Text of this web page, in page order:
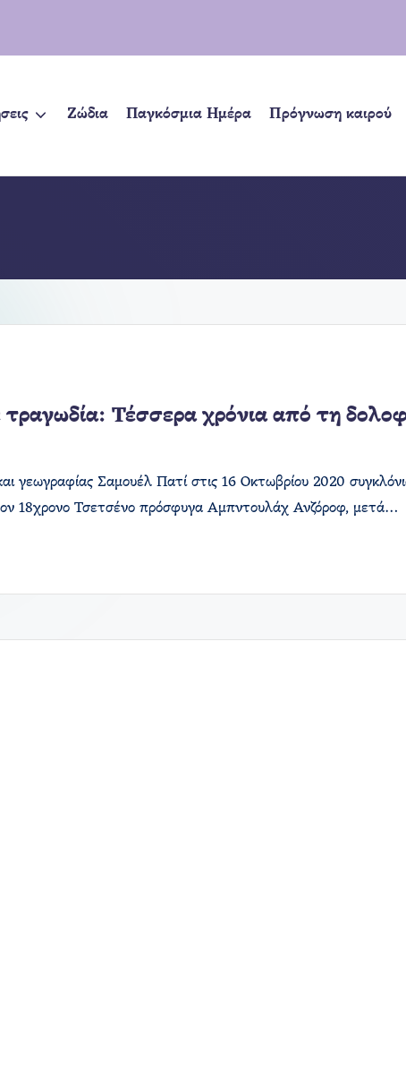
Ζώδια Παγκόσμια Ημέρα Πρόγνωση καιρού
Τέσσερα χρόνια από τη
γεωγραφίας Σαμουέλ Πατί στις 16 Οκτωβρίου 2020
18χρονο Τσετσένο πρόσφυγα Αμπντουλάχ Ανζόροφ, μετά…